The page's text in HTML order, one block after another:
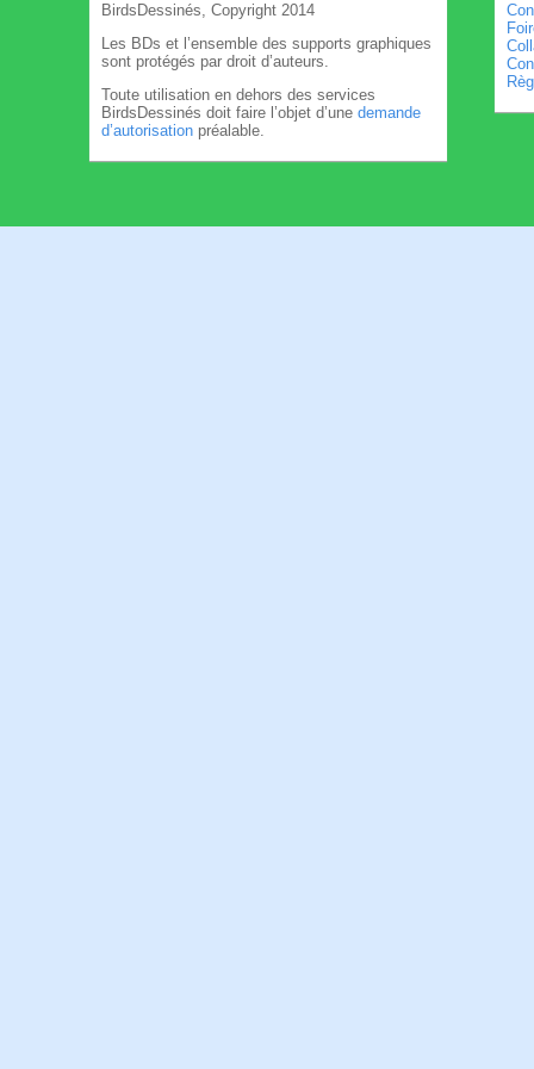
BirdsDessinés, Copyright 2014
Les BDs et l’ensemble des supports graphiques
sont protégés par droit d’auteurs.
Toute utilisation en dehors des services
BirdsDessinés doit faire l’objet d’une demande
d’autorisation préalable.